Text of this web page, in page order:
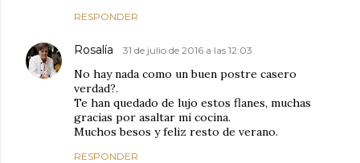
RESPONDER
Rosalía 31 de julio de 2016 a las 12:03
No hay nada como un buen postre casero
verdad?.
Te han quedado de lujo estos flanes, muchas
gracias por asaltar mi cocina.
Muchos besos y feliz resto de verano.
RESPONDER